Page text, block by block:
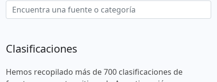
Clasificaciones
Hemos recopilado más de 700 clasificaciones de